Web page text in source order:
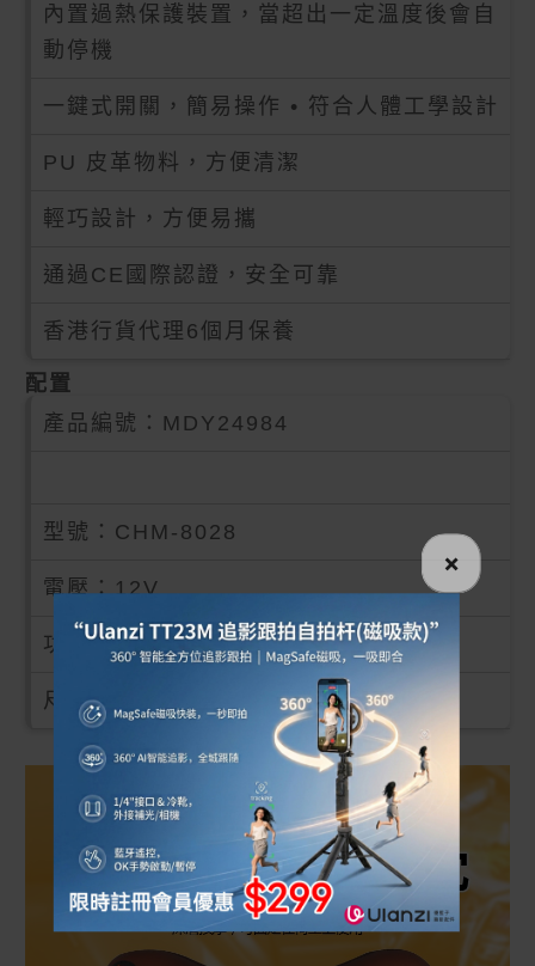
內置過熱保護裝置，當超出一定溫度後會自
動停機
一鍵式開關，簡易操作 • 符合人體工學設計
PU 皮革物料，方便清潔
輕巧設計，方便易攜
通過CE國際認證，安全可靠
香港行貨代理6個月保養
配置
產品編號： MDY24984
型號 ： CHM-8028
電壓：12V
功率：20W
尺寸： 31x 20 x 10cm
×